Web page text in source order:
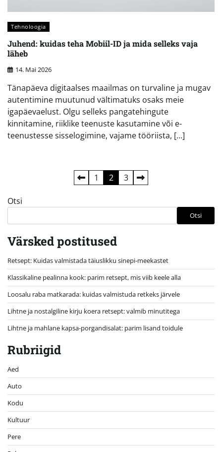
Tehnoloogia
Juhend: kuidas teha Mobiil-ID ja mida selleks vaja
läheb
14. Mai 2026
Tänapäeva digitaalses maailmas on turvaline ja mugav
autentimine muutunud vältimatuks osaks meie
igapäevaelust. Olgu selleks pangatehingute
kinnitamine, riiklike teenuste kasutamine või e-
teenustesse sisselogimine, vajame tööriista, […]
leheküljendus
1 2 3
Otsi
Otsi
Värsked postitused
Retsept: Kuidas valmistada täiuslikku sinepi-meekastet
Klassikaline pealinna kook: parim retsept, mis viib keele alla
Loosalu raba matkarada: kuidas valmistuda retkeks järvele
Lihtne ja nostalgiline kirju koera retsept: valmib minutitega
Lihtne ja mahlane kapsa-porgandisalat: parim lisand toidule
Rubriigid
Aed
Auto
Kodu
Kultuur
Pere